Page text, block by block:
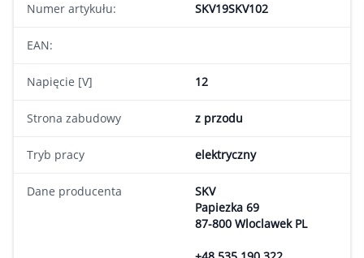
Numer artykułu: SKV19SKV102
EAN:
Napięcie [V] 12
Strona zabudowy z przodu
Tryb pracy elektryczny
Dane producenta
SKV
Papiezka 69
87-800 Wloclawek PL